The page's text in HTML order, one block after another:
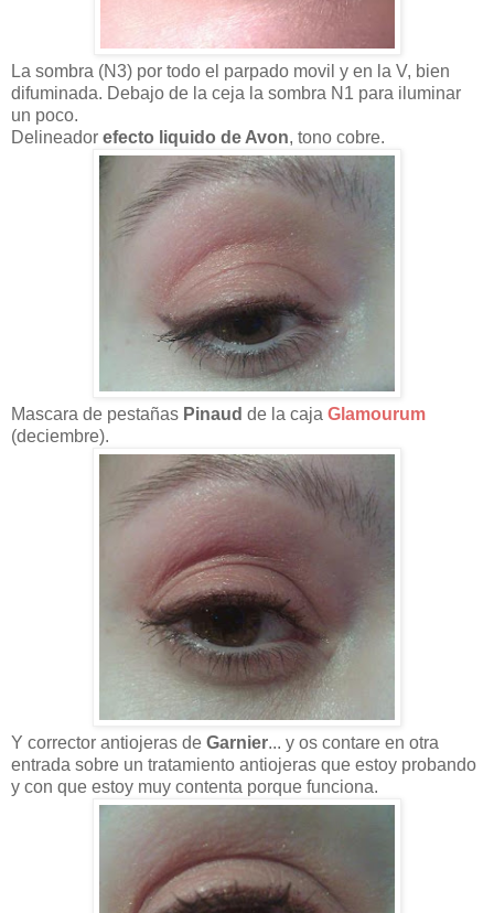
La sombra (N3) por todo el parpado movil y en la V, bien
difuminada. Debajo de la ceja la sombra N1 para iluminar
un poco.
Delineador efecto liquido de Avon, tono cobre.
Mascara de pestañas Pinaud de la caja Glamourum
(deciembre).
Y corrector antiojeras de Garnier... y os contare en otra
entrada sobre un tratamiento antiojeras que estoy probando
y con que estoy muy contenta porque funciona.